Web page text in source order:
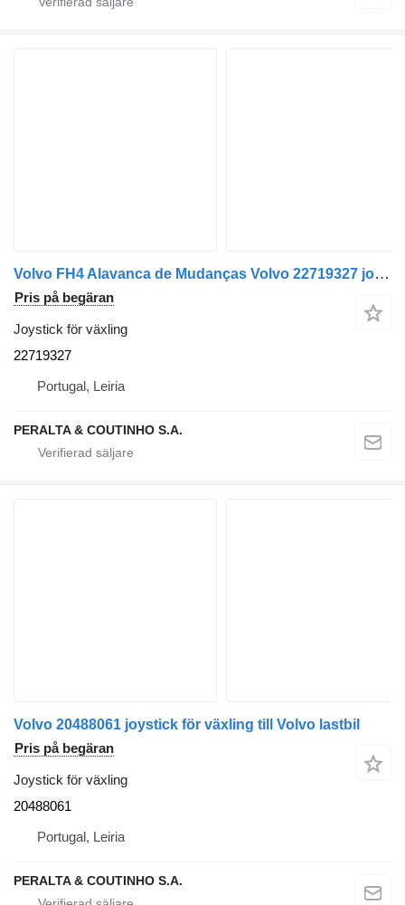
Volvo FH4 Alavanca de Mudanças Volvo 22719327 joystick för växling till Volvo FH4 lastbil
Pris på begäran
Joystick för växling
22719327
Portugal, Leiria
PERALTA & COUTINHO S.A.
Volvo 20488061 joystick för växling till Volvo lastbil
Pris på begäran
Joystick för växling
20488061
Portugal, Leiria
PERALTA & COUTINHO S.A.